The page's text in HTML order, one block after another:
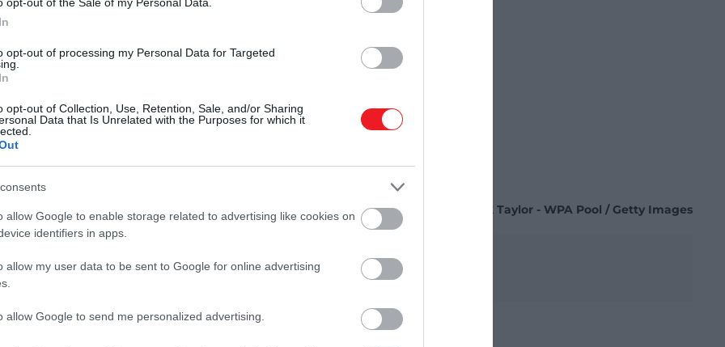
opt-out of processing my Personal Data for Targeted
opt-out of Collection, Use, Retention, Sale, and/or Sharing
Data that Is Unrelated with the Purposes for which it
allow Google to enable storage related to advertising like cookies on
identifiers in apps.
allow my user data to be sent to Google for online advertising
allow Google to send me personalized advertising.
György herceg Jack Taylor - WPA Pool / Getty Images
helyreálljon a béke a királyi családban